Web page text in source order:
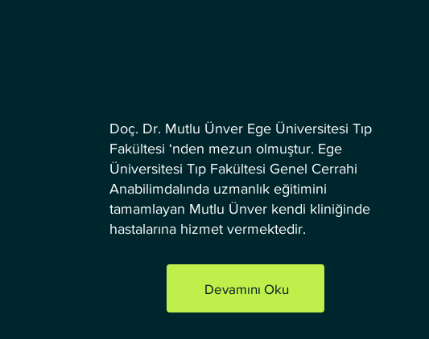
Doç. Dr. Mutlu Ünver Ege Üniversitesi Tıp
Fakültesi ‘nden mezun olmuştur. Ege
Üniversitesi Tıp Fakültesi Genel Cerrahi
Anabilimdalında uzmanlık eğitimini
tamamlayan Mutlu Ünver kendi kliniğinde
hastalarına hizmet vermektedir.
Devamını Oku